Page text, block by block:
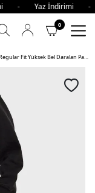
- Yaz
0
Tommy Hilfiger Pamuklu Regular Fit Yüksek Bel Daralan Paça Jogger Kadın Pantolon BDS